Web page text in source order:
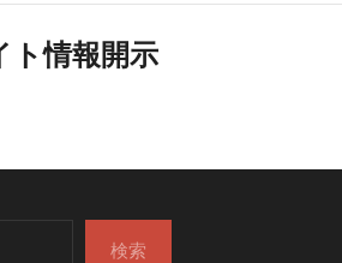
ト情報開示
検索